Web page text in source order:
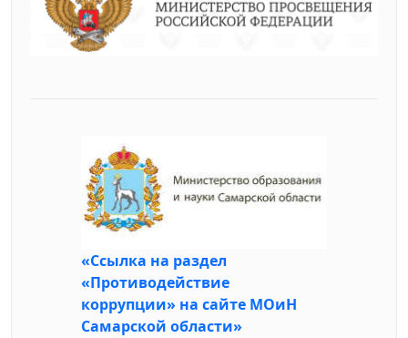
«Ссылка на раздел
«Противодействие
коррупции» на сайте МОиН
Самарской области»